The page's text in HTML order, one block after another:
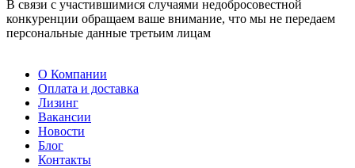
В связи с участившимися случаями недобросовестной
конкуренции обращаем ваше внимание, что мы не передаем
персональные данные третьим лицам
О Компании
Оплата и доставка
Лизинг
Вакансии
Новости
Блог
Контакты